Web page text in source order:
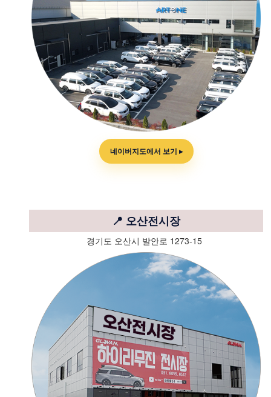
네이버지도에서 보기 ▸
📍 오산전시장
경기도 오산시 발안로 1273-15